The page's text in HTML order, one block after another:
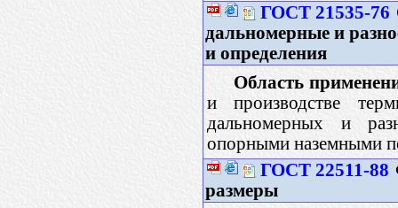
ГОСТ 21535-76
дальномерные и
и определения
Область
и производстве
дальномерных и
опорными наземными
ГОСТ 22511-88
размеры